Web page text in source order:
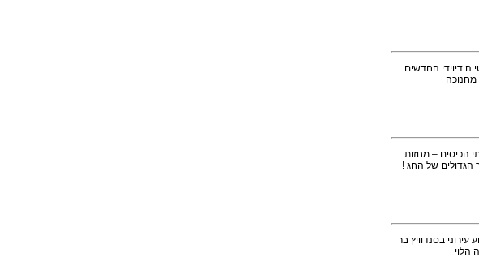
ה דיוידי החדשים
הכיסים – מחזות
הגדולים של החג !
עירוני בסנדוויץ בר
הלוי